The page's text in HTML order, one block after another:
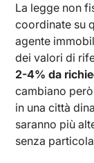
La legge non
coordinate su
agente
dei valori di
2-4% da
cambiano
in una città
saranno più
senza